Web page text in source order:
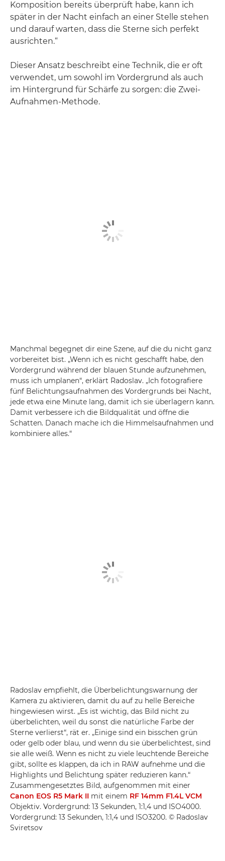
Komposition bereits überprüft habe, kann ich
später in der Nacht einfach an einer Stelle stehen
und darauf warten, dass die Sterne sich perfekt
ausrichten.“
Dieser Ansatz beschreibt eine Technik, die er oft
verwendet, um sowohl im Vordergrund als auch
im Hintergrund für Schärfe zu sorgen: die Zwei-
Aufnahmen-Methode.
Manchmal begegnet dir eine Szene, auf die du nicht ganz
vorbereitet bist. „Wenn ich es nicht geschafft habe, den
Vordergrund während der blauen Stunde aufzunehmen,
muss ich umplanen“, erklärt Radoslav. „Ich fotografiere
fünf Belichtungsaufnahmen des Vordergrunds bei Nacht,
jede etwa eine Minute lang, damit ich sie überlagern kann.
Damit verbessere ich die Bildqualität und öffne die
Schatten. Danach mache ich die Himmelsaufnahmen und
kombiniere alles.“
Radoslav empfiehlt, die Überbelichtungswarnung der
Kamera zu aktivieren, damit du auf zu helle Bereiche
hingewiesen wirst. „Es ist wichtig, das Bild nicht zu
überbelichten, weil du sonst die natürliche Farbe der
Sterne verlierst“, rät er. „Einige sind ein bisschen grün
oder gelb oder blau, und wenn du sie überbelichtest, sind
sie alle weiß. Wenn es nicht zu viele leuchtende Bereiche
gibt, sollte es klappen, da ich in RAW aufnehme und die
Highlights und Belichtung später reduzieren kann.“
Zusammengesetztes Bild, aufgenommen mit einer
Canon EOS R5 Mark II mit einem RF 14mm F1.4L VCM
Objektiv. Vordergrund: 13 Sekunden, 1:1,4 und ISO4000.
Vordergrund: 13 Sekunden, 1:1,4 und ISO3200. © Radoslav
Sviretsov